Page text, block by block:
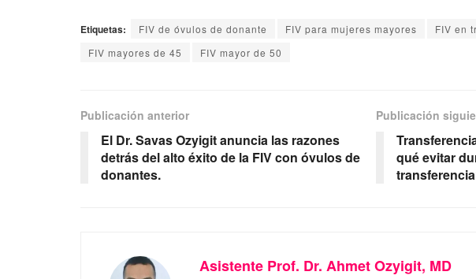
Etiquetas: FIV de óvulos de donante FIV para mujeres mayores
FIV en
FIV mayores de 45
FIV mayor de 50
Publicación anterior
El Dr. Savas Ozyigit anuncia las razones
detrás del alto éxito de la FIV con óvulos de
donantes.
Publicación
qué evitar
Asistente Prof. Dr. Ahmet Ozyigit, MD